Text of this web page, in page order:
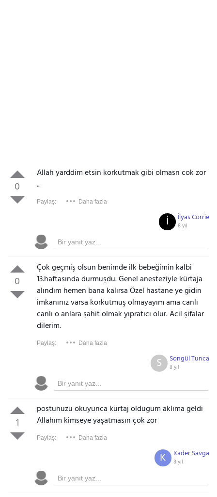
0
Allah yarddim etsin korkutmak gibi olmasn cok zor
..
Paylaş: Daha fazla
İlyas Corrie
8 yıl
İ
0
Çok geçmiş olsun benimde ilk bebeğimin kalbi
13.haftasında durmuşdu. Genel anesteziyle kürtaja
alındım hemen bana kalırsa Özel hastane ye gidin
imkanınız varsa korkutmuş olmayayım ama canlı
canlı o anlara şahit olmak yıpratıcı olur. Acil şifalar
dilerim.
Paylaş: Daha fazla
Songül Tunca
8 yıl
S
1
postunuzu okuyunca kürtaj oldugum aklıma geldi
Allahım kimseye yaşatmasın çok zor
Paylaş: Daha fazla
Kader Savga
8 yıl
K